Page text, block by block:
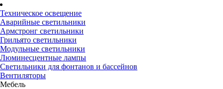
Техническое освещение
Аварийные светильники
Армстронг светильники
Грильято светильники
Модульные светильники
Люминесцентные лампы
Светильники для фонтанов и бассейнов
Вентиляторы
Мебель